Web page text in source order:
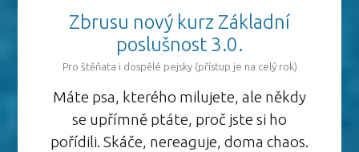
Zbrusu nový kurz Základní
poslušnost 3.0.
Pro štěňata i dospělé pejsky (přístup je na celý rok)
Máte psa, kterého milujete, ale někdy
se upřímně ptáte, proč jste si ho
pořídili. Skáče, nereaguje, doma chaos.